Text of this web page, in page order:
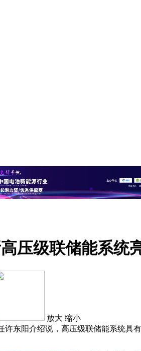
压级联储能系统
放大 缩小
东阳介绍说，高压级联储能系统